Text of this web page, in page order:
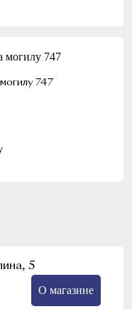
747
5
О магазине